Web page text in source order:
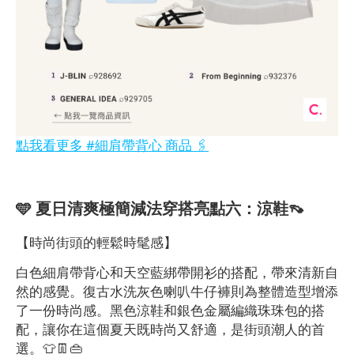
點我看更多 #細肩帶背心 商品 🖇️
🩵 夏日清爽極簡減法穿搭亮點六：涼鞋👡
【時尚街頭的輕鬆時髦感】
白色細肩帶背心和天空藍綁帶開衫的搭配，帶來清新自
然的感覺。復古水洗灰色喇叭牛仔褲則為整體造型增添
了一份時尚感。黑色涼鞋和銀色金屬編織珠珠包的搭
配，讓你在這個夏天既時尚又舒適，是街頭潮人的首
選。👕👖👜